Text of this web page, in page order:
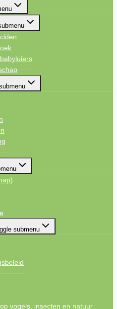
submenu
vogels, insecten en natuur